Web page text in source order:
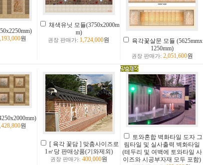
원
채색유닛 모듈(3750x2000m
m)
권장 판매가: 1,724,000원
육각꽃살문 모듈 (5625mmx
1250mm)
권장 판매가: 2,051,600원
원
[ 육각 꽃담 ] 맞춤사이즈로
1㎡당 판매상품(기와제외)
권장 판매가: 400,000원
토와혼합 벽화타일 도자 그
림타일 및 실사출력 벽화타일
(테두리 및 여백에 토와타일 사
이즈와 시공부자재 모두 포함)